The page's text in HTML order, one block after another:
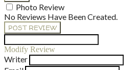
Photo Review
No Reviews Have Been Created.
POST REVIEW
Modify Review
Writer